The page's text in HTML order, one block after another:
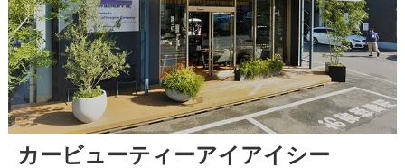
カービューティーアイアイシー